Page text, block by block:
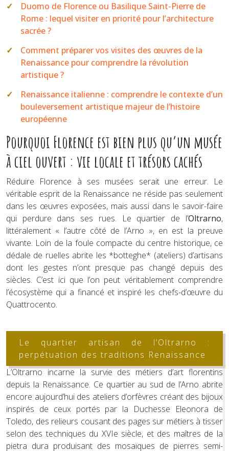
Duomo de Florence ou Basilique Saint-Pierre de
Rome : lequel visiter en priorité pour l’architecture
sacrée ?
Comment préparer vos visites des œuvres de la
Renaissance pour comprendre la révolution
artistique ?
Renaissance italienne : comprendre le contexte d’un
bouleversement artistique majeur de l’histoire
européenne
Pourquoi Florence est bien plus qu’un musée
à ciel ouvert : vie locale et trésors cachés
Réduire Florence à ses musées serait une erreur. Le
véritable esprit de la Renaissance ne réside pas seulement
dans les œuvres exposées, mais aussi dans le savoir-faire
qui perdure dans ses rues. Le quartier de l’Oltrarno,
littéralement « l’autre côté de l’Arno », en est la preuve
vivante. Loin de la foule compacte du centre historique, ce
dédale de ruelles abrite les *botteghe* (ateliers) d’artisans
dont les gestes n’ont presque pas changé depuis des
siècles. C’est ici que l’on peut véritablement comprendre
l’écosystème qui a financé et inspiré les chefs-d’œuvre du
Quattrocento.
Le quartier artisan de l’Oltrarno :
perpétuation des traditions Renaissance
L’Oltrarno incarne la survie des métiers d’art florentins
depuis la Renaissance. Ce quartier au sud de l’Arno abrite
encore aujourd’hui des ateliers d’orfèvres créant des bijoux
inspirés de ceux portés par la Duchesse Eleonora de
Toledo, des relieurs cousant des pages sur métiers à tisser
selon des techniques du XVIe siècle, et des maîtres de la
pietra dura produisant des mosaïques de pierres semi-